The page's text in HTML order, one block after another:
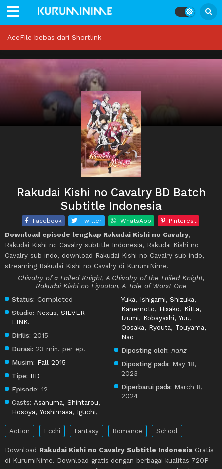
AceFile bebas dari Shortlink
Rakudai Kishi no Cavalry BD Batch
Subtitle Indonesia
Facebook Twitter WhatsApp Pinterest
Download episode lengkap Rakudai Kishi no Cavalry,
Rakudai Kishi no Cavalry subtitle Indonesia, Rakudai Kishi no
Cavalry sub indo, download Rakudai Kishi no Cavalry sub indo,
streaming Rakudai Kishi no Cavalry di KurumiNime.
Chivalry of a Failed Knight, A Chivalry of the Failed Knight,
Rakudai Kishi no Eiyuutan, A Tale of Worst One
Status: Completed
Studio: Nexus, SILVER
LINK.
Dirilis: 2015
Durasi: 23 min. per ep.
Musim: Fall 2015
Tipe: BD
Episode: 12
Casts: Asanuma, Shintarou,
Hosoya, Yoshimasa, Iguchi,
Yuka, Ishigami, Shizuka,
Kanemoto, Hisako, Kitta,
Izumi, Kobayashi, Yuu,
Oosaka, Ryouta, Touyama,
Nao
Diposting oleh: nanz
Diposting pada: May 18,
2023
Diperbarui pada: March 8,
2024
Action Ecchi Fantasy Romance School
Download Rakudai Kishi no Cavalry Subtitle Indonesia Gratis
di KurumiNime. Download gratis dengan berbagai kualitas 720P